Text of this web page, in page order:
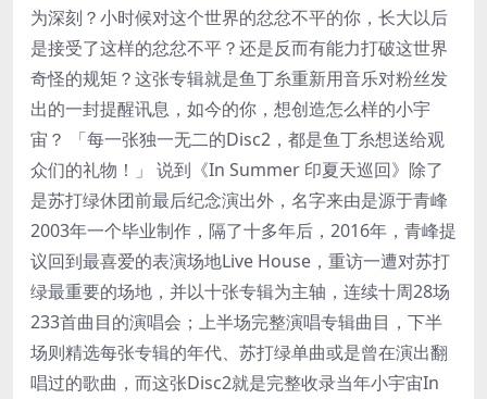
为深刻？小时候对这个世界的忿忿不平的你，长大以后
是接受了这样的忿忿不平？还是反而有能力打破这世界
奇怪的规矩？这张专辑就是鱼丁糸重新用音乐对粉丝发
出的一封提醒讯息，如今的你，想创造怎么样的小宇
宙？ 「每一张独一无二的Disc2，都是鱼丁糸想送给观
众们的礼物！」 说到《In Summer 印夏天巡回》除了
是苏打绿休团前最后纪念演出外，名字来由是源于青峰
2003年一个毕业制作，隔了十多年后，2016年，青峰提
议回到最喜爱的表演场地Live House，重访一遭对苏打
绿最重要的场地，并以十张专辑为主轴，连续十周28场
233首曲目的演唱会；上半场完整演唱专辑曲目，下半
场则精选每张专辑的年代、苏打绿单曲或是曾在演出翻
唱过的歌曲，而这张Disc2就是完整收录当年小宇宙In